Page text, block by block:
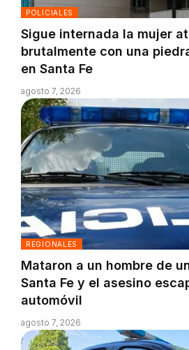
POLICIALES
Sigue internada la mujer
brutalmente con una
en Santa Fe
agosto 7, 2026
REGIONALES
Mataron a un hombre de
Santa Fe y el asesino
automóvil
agosto 7, 2026